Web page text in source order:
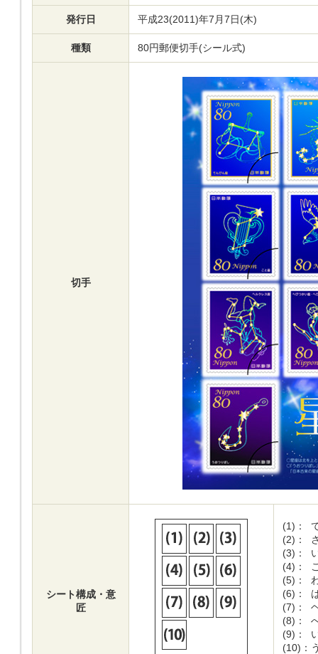
発行日 平成23(2011)年7月7日(木)
種類 80円郵便切手(シール式)
切手
シート構成・意
匠
(1)：
(2)：
(3)：
(4)：
(5)：
(6)：
(7)：
(8)：
(9)：
(10)：